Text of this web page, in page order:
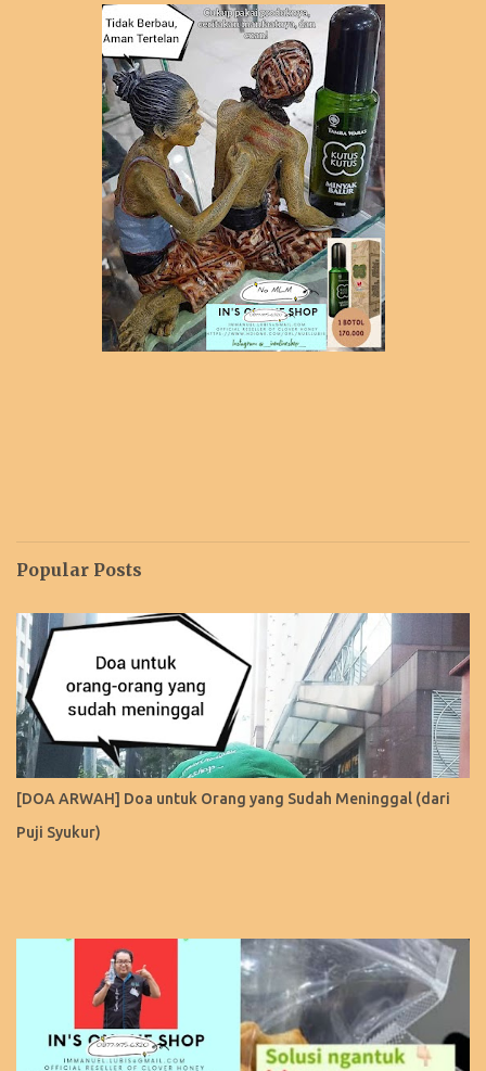
Popular Posts
[DOA ARWAH] Doa untuk Orang yang Sudah Meninggal (dari
Puji Syukur)